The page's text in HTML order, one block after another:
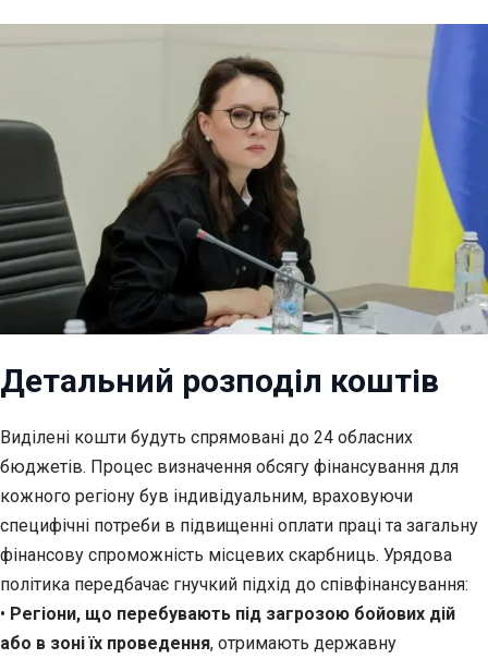
Детальний розподіл коштів
Виділені кошти будуть спрямовані до 24 обласних
бюджетів. Процес визначення обсягу фінансування для
кожного регіону був індивідуальним, враховуючи
специфічні потреби в підвищенні оплати праці та загальну
фінансову спроможність місцевих скарбниць. Урядова
політика передбачає гнучкий підхід до співфінансування:
• Регіони, що перебувають під загрозою бойових дій
або в зоні їх проведення, отримають державну